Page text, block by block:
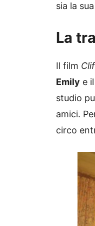
sia la
La
Il film
Emily e
studio
amici.
circo